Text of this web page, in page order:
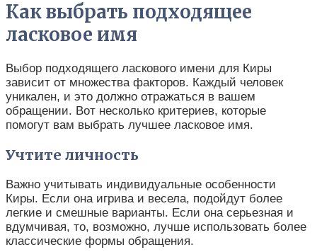
Как выбрать подходящее
ласковое имя
Выбор подходящего ласкового имени для Киры
зависит от множества факторов. Каждый человек
уникален, и это должно отражаться в вашем
обращении. Вот несколько критериев, которые
помогут вам выбрать лучшее ласковое имя.
Учтите личность
Важно учитывать индивидуальные особенности
Киры. Если она игрива и весела, подойдут более
легкие и смешные варианты. Если она серьезная и
вдумчивая, то, возможно, лучше использовать более
классические формы обращения.